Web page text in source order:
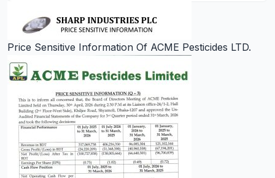
Price Sensitive Information Of ACME Pesticides LTD.